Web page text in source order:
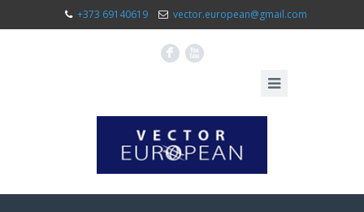
+373 69140619 vector.european@gmail.com
F X